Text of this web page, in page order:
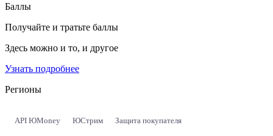
Баллы
Получайте и тратьте баллы
Здесь можно и то, и другое
Узнать подробнее
Регионы
API ЮMoney ЮСтрим Защита покупателя